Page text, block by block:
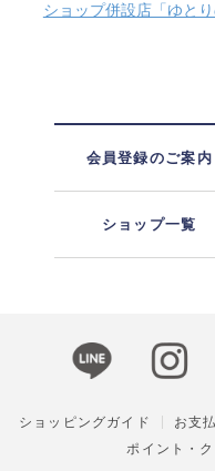
ショップ併設店「ゆと
会員登録のご案内
ショップ一覧
ショッピングガイド お支
ポイント・